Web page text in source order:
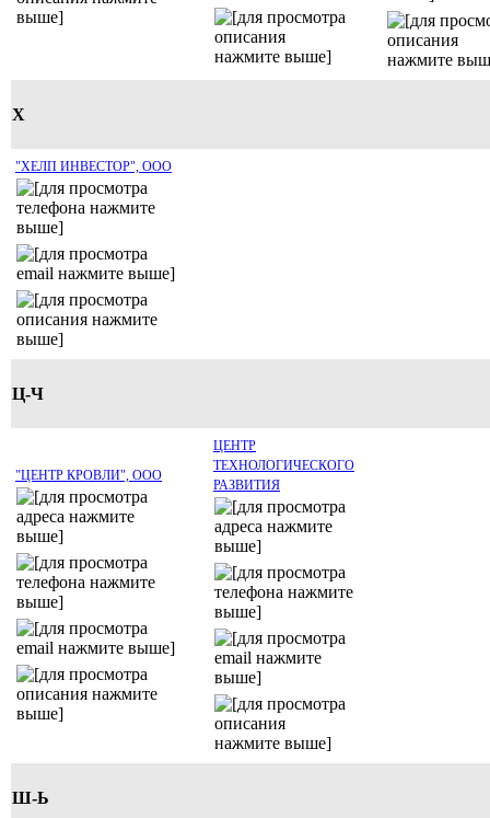
Х
"ХЕЛП ИНВЕСТОР", ООО
Ц-Ч
"ЦЕНТР КРОВЛИ", ООО
ЦЕНТР
ТЕХНОЛОГИЧЕСКОГО
РАЗВИТИЯ
Ш-Ь